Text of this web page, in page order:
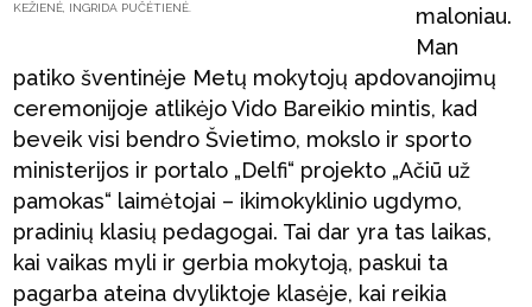
KEŽIENĖ, INGRIDA PUČĖTIENĖ.
maloniau.
Man
patiko šventinėje Metų mokytojų apdovanojimų
ceremonijoje atlikėjo Vido Bareikio mintis, kad
beveik visi bendro Švietimo, mokslo ir sporto
ministerijos ir portalo „Delfi“ projekto „Ačiū už
pamokas“ laimėtojai – ikimokyklinio ugdymo,
pradinių klasių pedagogai. Tai dar yra tas laikas,
kai vaikas myli ir gerbia mokytoją, paskui ta
pagarba ateina dvyliktoje klasėje, kai reikia